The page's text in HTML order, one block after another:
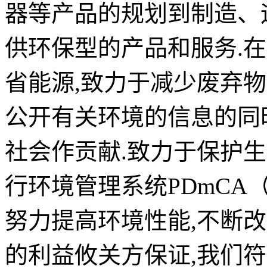
器等产品的规划到制造
供环保型的产品和服务.
省能源,致力于减少废弃
公开有关环境的信息的
社会作贡献.致力于保护
行环境管理系统PDmCA
努力提高环境性能,不断
的利益攸关方保证,我们